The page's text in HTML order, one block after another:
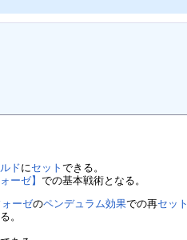
ドにセットできる。
ォーゼ】での基本戦術となる。
ォーゼのペンデュラム効果での再セット
。